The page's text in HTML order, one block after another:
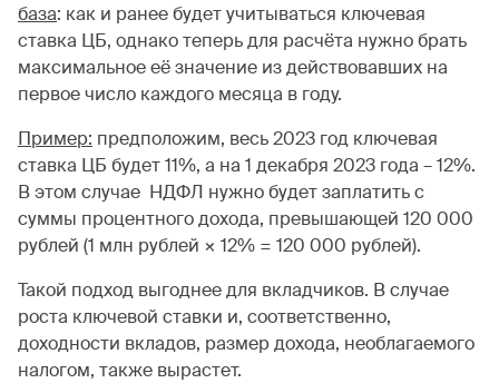
база: как и ранее будет учитываться ключевая
ставка ЦБ, однако теперь для расчёта нужно брать
максимальное её значение из действовавших на
первое число каждого месяца в году.
Пример: предположим, весь 2023 год ключевая
ставка ЦБ будет 11%, а на 1 декабря 2023 года – 12%.
В этом случае НДФЛ нужно будет заплатить с
суммы процентного дохода, превышающей 120 000
рублей (1 млн рублей × 12% = 120 000 рублей).
Такой подход выгоднее для вкладчиков. В случае
роста ключевой ставки и, соответственно,
доходности вкладов, размер дохода, необлагаемого
налогом, также вырастет.